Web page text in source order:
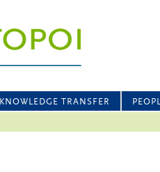
KNOWLEDGE TRANSFER